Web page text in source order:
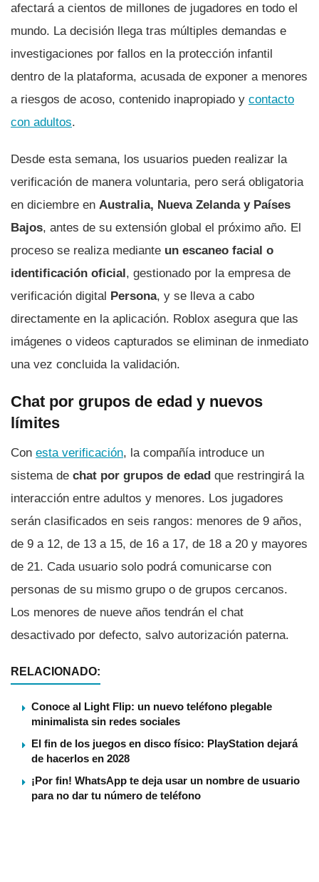
afectará a cientos de millones de jugadores en todo el
mundo. La decisión llega tras múltiples demandas e
investigaciones por fallos en la protección infantil
dentro de la plataforma, acusada de exponer a menores
a riesgos de acoso, contenido inapropiado y contacto
con adultos.
Desde esta semana, los usuarios pueden realizar la
verificación de manera voluntaria, pero será obligatoria
en diciembre en Australia, Nueva Zelanda y Países
Bajos, antes de su extensión global el próximo año. El
proceso se realiza mediante un escaneo facial o
identificación oficial, gestionado por la empresa de
verificación digital Persona, y se lleva a cabo
directamente en la aplicación. Roblox asegura que las
imágenes o videos capturados se eliminan de inmediato
una vez concluida la validación.
Chat por grupos de edad y nuevos
límites
Con esta verificación, la compañía introduce un
sistema de chat por grupos de edad que restringirá la
interacción entre adultos y menores. Los jugadores
serán clasificados en seis rangos: menores de 9 años,
de 9 a 12, de 13 a 15, de 16 a 17, de 18 a 20 y mayores
de 21. Cada usuario solo podrá comunicarse con
personas de su mismo grupo o de grupos cercanos.
Los menores de nueve años tendrán el chat
desactivado por defecto, salvo autorización paterna.
RELACIONADO:
Conoce al Light Flip: un nuevo teléfono plegable
minimalista sin redes sociales
El fin de los juegos en disco físico: PlayStation dejará
de hacerlos en 2028
¡Por fin! WhatsApp te deja usar un nombre de usuario
para no dar tu número de teléfono